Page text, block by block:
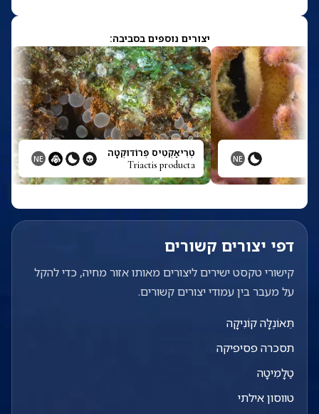
יצורים נוספים בסביבה:
NE טְרִיאַקְטִיס פְּרוֹדוּקְטָה
Triactis producta
NE
דפי יצורים קשורים
קישורי טקסט ישירים ליצורים מאותו אזור מחיה, כדי להקל
על מעבר בין עמודי יצורים קשורים.
תֵּאוֹנֶלָּה קוֹנִיקָה
תסכרה פסיפיקה
טַלָמִיטָה
טווסון אילתי